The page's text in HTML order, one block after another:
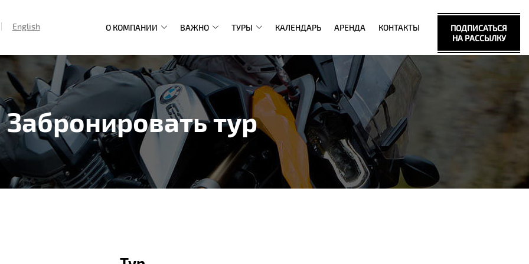
English
ПОДПИСАТЬСЯ
НА РАССЫЛКУ
navigation
О КОМПАНИИ ВАЖНО ТУРЫ КАЛЕНДАРЬ АРЕНДА КОНТАКТЫ
Забронировать тур